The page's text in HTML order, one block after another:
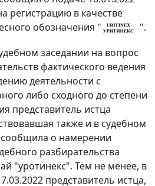
регистрацию в качестве
обозначения "
".
заседании на вопрос
фактического ведения
деятельности с
либо сходного до степени
представитель истца
также и в судебном
сообщила о намерении
разбирательства
"уротинекс". Тем не менее, в
представитель истца,